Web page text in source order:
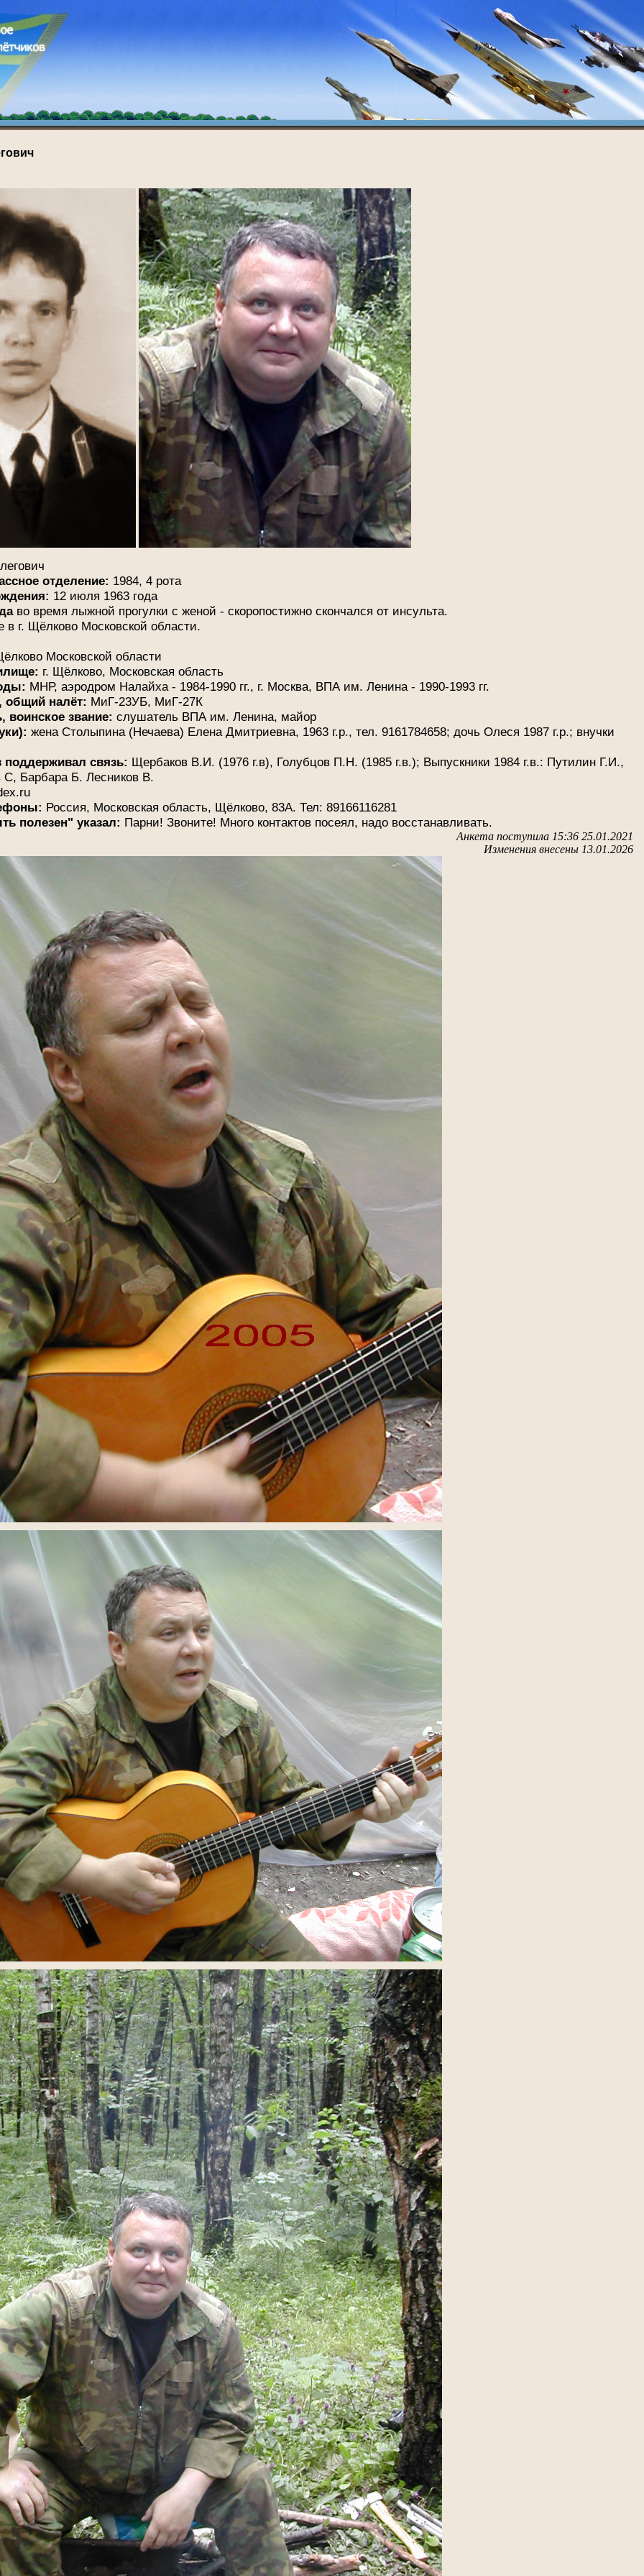
отделение: 1984, 4 рота
12 июля 1963 года
во время лыжной прогулки с женой - скоропостижно скончался от инсульта.
г. Щёлково Московской области.
Московской области
г. Щёлково, Московская область
МНР, аэродром Налайха - 1984-1990 гг., г. Москва, ВПА им. Ленина - 1990-1993 гг.
общий налёт: МиГ-23УБ, МиГ-27К
воинское звание: слушатель ВПА им. Ленина, майор
жена Столыпина (Нечаева) Елена Дмитриевна, 1963 г.р., тел. 9161784658; дочь Олеся 1987 г.р.; внучки
связь: Щербаков В.И. (1976 г.в), Голубцов П.Н. (1985 г.в.); Выпускники 1984 г.в.: Путилин Г.И.,
Барбара Б. Лесников В.
Россия, Московская область, Щёлково, 83А. Тел: 89166116281
полезен" указал: Парни! Звоните! Много контактов посеял, надо восстанавливать.
Анкета поступила 15:36 25.01.2021
Изменения внесены 13.01.2026